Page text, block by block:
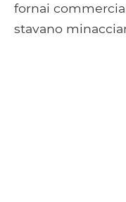
fornai
stavano